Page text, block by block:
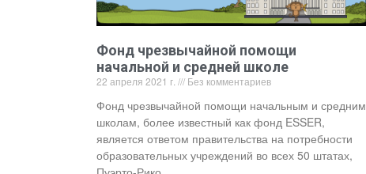
Фонд чрезвычайной помощи
начальной и средней школе
22 апреля 2021 г. Без комментариев
Фонд чрезвычайной помощи начальным и средним
школам, более известный как фонд ESSER,
является ответом правительства на потребности
образовательных учреждений во всех 50 штатах,